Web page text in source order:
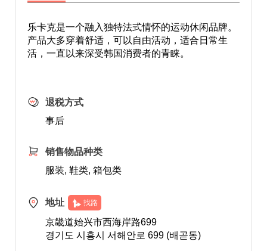
乐卡克是一个融入独特法式情怀的运动休闲品牌。
产品大多穿着舒适，可以自由活动，适合日常生
活，一直以来深受韩国消费者的青睐。
退税方式
事后
销售物品种类
服装, 鞋类, 箱包类
地址 找路
京畿道始兴市西海岸路699
경기도 시흥시 서해안로 699 (배곧동)